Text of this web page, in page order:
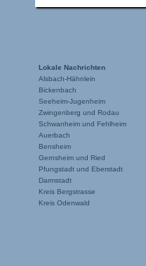
Lokale Nachrichten
Alsbach-Hähnlein
Bickenbach
Seeheim-Jugenheim
Zwingenberg und Rodau
Schwanheim und Fehlheim
Auerbach
Bensheim
Gernsheim und Ried
Pfungstadt und Eberstadt
Darmstadt
Kreis Bergstrasse
Kreis Odenwald